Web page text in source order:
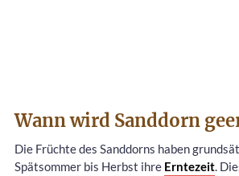
Wann wird Sanddorn
Die Früchte des Sanddorns haben
Spätsommer bis Herbst ihre Erntezeit.